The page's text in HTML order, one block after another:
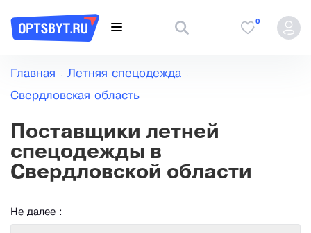
0
Главная Летняя спецодежда
Свердловская область
Поставщики летней
спецодежды в
Свердловской области
Не далее :